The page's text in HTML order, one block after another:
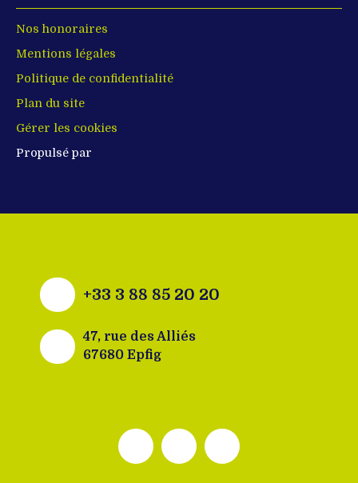
Nos honoraires
Mentions légales
Politique de confidentialité
Plan du site
Gérer les cookies
Propulsé par
+33 3 88 85 20 20
47, rue des Alliés
67680 Epfig